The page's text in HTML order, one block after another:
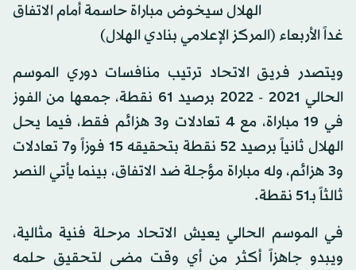
الهلال سيخوض مباراة حاسمة أمام الاتفاق
غداً الأربعاء (المركز الإعلامي بنادي الهلال)
ويتصدر فريق الاتحاد ترتيب منافسات دوري الموسم
الحالي 2021 - 2022 برصيد 61 نقطة، جمعها من الفوز
في 19 مباراة، مع 4 تعادلات و3 هزائم فقط، فيما يحل
الهلال ثانياً برصيد 52 نقطة بتحقيقه 15 فوزاً و7 تعادلات
و3 هزائم، وله مباراة مؤجلة ضد الاتفاق، بينما يأتي النصر
ثالثاً بـ51 نقطة.
في الموسم الحالي يعيش الاتحاد مرحلة فنية مثالية،
ويبدو جاهزاً أكثر من أي وقت مضى لتحقيق حلمه